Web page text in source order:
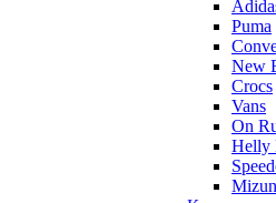
Puma
New
Crocs
Vans
On
Helly